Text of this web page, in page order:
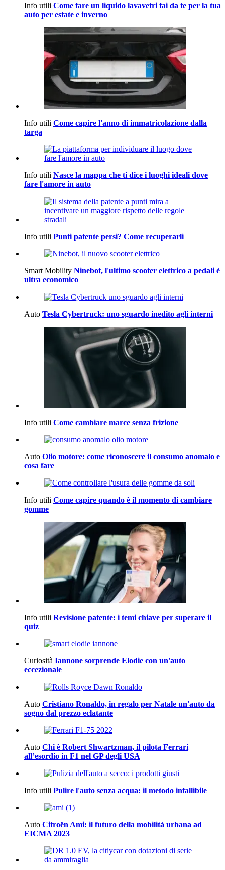
Info utili Come fare un liquido lavavetri fai da te per la tua
auto per estate e inverno
Info utili Come capire l'anno di immatricolazione dalla
targa
Info utili Nasce la mappa che ti dice i luoghi ideali dove
fare l'amore in auto
Info utili Punti patente persi? Come recuperarli
Smart Mobility Ninebot, l'ultimo scooter elettrico a pedali è
ultra economico
Auto Tesla Cybertruck: uno sguardo inedito agli interni
Info utili Come cambiare marce senza frizione
Auto Olio motore: come riconoscere il consumo anomalo e
cosa fare
Info utili Come capire quando è il momento di cambiare
gomme
Info utili Revisione patente: i temi chiave per superare il
quiz
Curiosità Iannone sorprende Elodie con un'auto
eccezionale
Auto Cristiano Ronaldo, in regalo per Natale un'auto da
sogno dal prezzo eclatante
Auto Chi è Robert Shwartzman, il pilota Ferrari
all’esordio in F1 nel GP degli USA
Info utili Pulire l'auto senza acqua: il metodo infallibile
Auto Citroën Ami: il futuro della mobilità urbana ad
EICMA 2023